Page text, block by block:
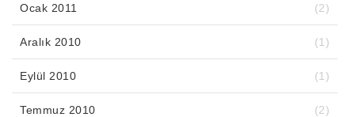
Ocak 2011 (2)
Aralık 2010 (1)
Eylül 2010 (1)
Temmuz 2010 (2)